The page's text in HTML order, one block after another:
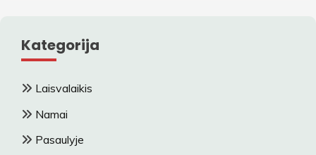
Kategorija
Laisvalaikis
Namai
Pasaulyje